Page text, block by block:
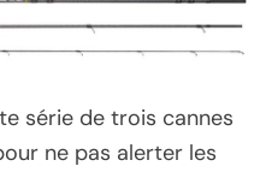
série de trois cannes
ne pas alerter les